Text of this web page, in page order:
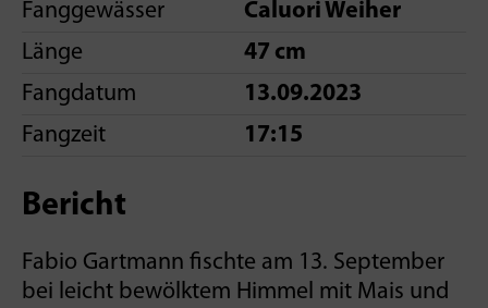
Fanggewässer
Caluori Weiher
Länge
47 cm
Fangdatum
13.09.2023
Fangzeit
17:15
Bericht
Fabio Gartmann fischte am 13. September
bei leicht bewölktem Himmel mit Mais und